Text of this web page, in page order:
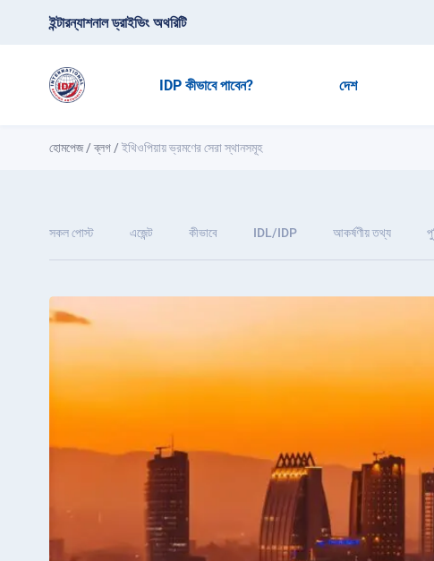
ইন্টারন্যাশনাল ড্রাইভিং অথরিটি
IDP কীভাবে পাবেন? দেশ
হোমপেজ/ব্লগ /ইথিওপিয়ায় ভ্রমণের সেরা স্থানসমূহ
সকল পোস্ট এজেন্ট কীভাবে IDL/IDP আকর্ষণীয় তথ্য